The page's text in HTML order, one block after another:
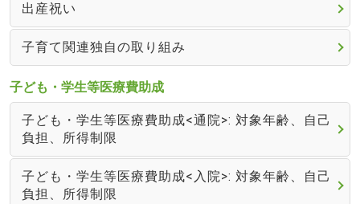
出産祝い
子育て関連独自の取り組み
子ども・学生等医療費助成
子ども・学生等医療費助成<通院>: 対象年齢、自己
負担、所得制限
子ども・学生等医療費助成<入院>: 対象年齢、自己
負担、所得制限